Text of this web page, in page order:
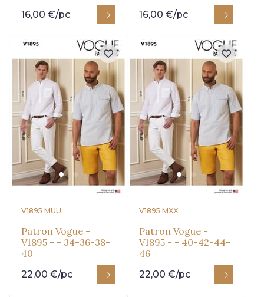
16,00 €/pc 16,00 €/pc
V1895 MUU
Patron Vogue -
V1895 - - 34-36-38-
40
22,00 €/pc
V1895 MXX
Patron Vogue -
V1895 - - 40-42-44-
46
22,00 €/pc